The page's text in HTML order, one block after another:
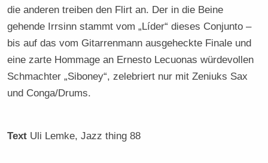
die anderen treiben den Flirt an. Der in die Beine
gehende Irrsinn stammt vom „Líder“ dieses Conjunto –
bis auf das vom Gitarrenmann ausgeheckte Finale und
eine zarte Hommage an Ernesto Lecuonas würdevollen
Schmachter „Siboney“, zelebriert nur mit Zeniuks Sax
und Conga/Drums.
Text Uli Lemke, Jazz thing 88